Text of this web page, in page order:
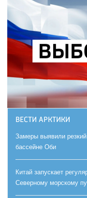
ВЕСТИ АРКТИКИ
Замеры выявили
бассейне Оби
Китай запускает
Северному морскому